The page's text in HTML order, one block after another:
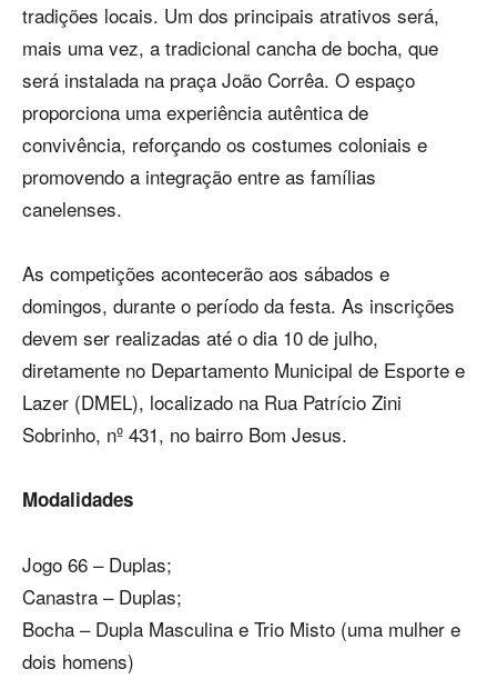
tradições locais. Um dos principais atrativos será,
mais uma vez, a tradicional cancha de bocha, que
será instalada na praça João Corrêa. O espaço
proporciona uma experiência autêntica de
convivência, reforçando os costumes coloniais e
promovendo a integração entre as famílias
canelenses.
As competições acontecerão aos sábados e
domingos, durante o período da festa. As inscrições
devem ser realizadas até o dia 10 de julho,
diretamente no Departamento Municipal de Esporte e
Lazer (DMEL), localizado na Rua Patrício Zini
Sobrinho, nº 431, no bairro Bom Jesus.
Modalidades
Jogo 66 – Duplas;
Canastra – Duplas;
Bocha – Dupla Masculina e Trio Misto (uma mulher e
dois homens)